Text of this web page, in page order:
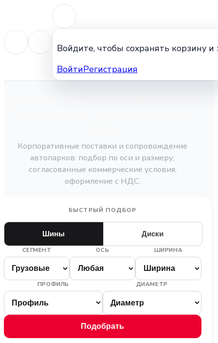
Войдите, чтобы сохранять корзину и
ВойтиРегистрация
Корпоративные поставки и сопровождение
автопарков: подбор по оси и размеру,
согласованные коммерческие условия,
оформление с НДС.
БЫСТРЫЙ ПОДБОР
Шины Диски
СЕГМЕНТ ОСЬ ШИРИНА
ПРОФИЛЬ ДИАМЕТР
Подобрать